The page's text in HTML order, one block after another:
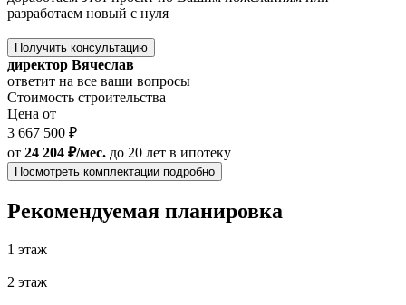
разработаем новый с нуля
Получить консультацию
директор Вячеслав
ответит на все ваши вопросы
Стоимость строительства
Цена от
3 667 500 ₽
от 24 204 ₽/мес. до 20 лет в ипотеку
Посмотреть комплектации подробно
Рекомендуемая планировка
1 этаж
2 этаж